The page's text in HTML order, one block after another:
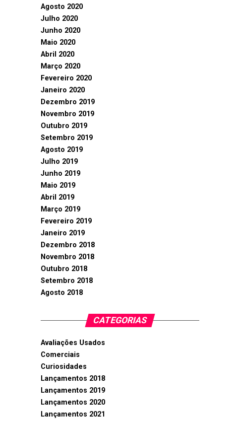
Agosto 2020
Julho 2020
Junho 2020
Maio 2020
Abril 2020
Março 2020
Fevereiro 2020
Janeiro 2020
Dezembro 2019
Novembro 2019
Outubro 2019
Setembro 2019
Agosto 2019
Julho 2019
Junho 2019
Maio 2019
Abril 2019
Março 2019
Fevereiro 2019
Janeiro 2019
Dezembro 2018
Novembro 2018
Outubro 2018
Setembro 2018
Agosto 2018
CATEGORIAS
Avaliações Usados
Comerciais
Curiosidades
Lançamentos 2018
Lançamentos 2019
Lançamentos 2020
Lançamentos 2021